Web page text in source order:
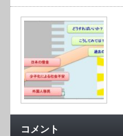
コメント